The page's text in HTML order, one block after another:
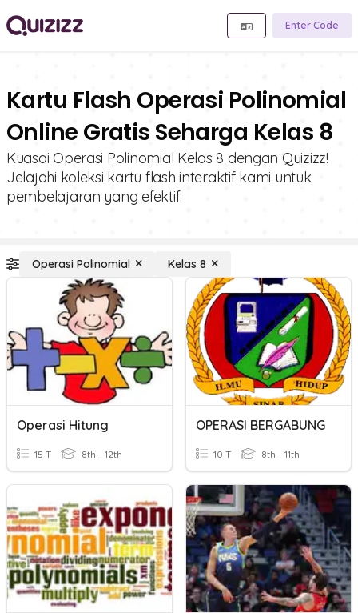
Enter Code
Kartu Flash Operasi Polinomial
Online Gratis Seharga Kelas 8
Kuasai Operasi Polinomial Kelas 8 dengan Quizizz!
Jelajahi koleksi kartu flash interaktif kami untuk
pembelajaran yang efektif.
Operasi Polinomial Kelas 8
Operasi Hitung
15 T 8th - 12th
OPERASI BERGABUNG
10 T 8th - 11th